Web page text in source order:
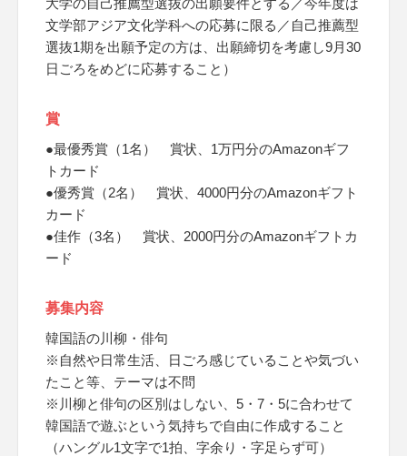
大学の自己推薦型選抜の出願要件とする／今年度は
文学部アジア文化学科への応募に限る／自己推薦型
選抜1期を出願予定の方は、出願締切を考慮し9月30
日ごろをめどに応募すること）
賞
●最優秀賞（1名） 賞状、1万円分のAmazonギフ
トカード
●優秀賞（2名） 賞状、4000円分のAmazonギフト
カード
●佳作（3名） 賞状、2000円分のAmazonギフトカ
ード
募集内容
韓国語の川柳・俳句
※自然や日常生活、日ごろ感じていることや気づい
たこと等、テーマは不問
※川柳と俳句の区別はしない、5・7・5に合わせて
韓国語で遊ぶという気持ちで自由に作成すること
（ハングル1文字で1拍、字余り・字足らず可）